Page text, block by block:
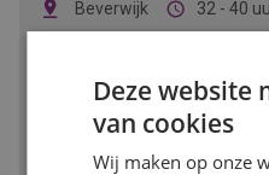
Beverwijk 32 - 40
Als werkvoorbereider zorg
verlopen. Jij regelt, plant en
om bestaande woningen
BEKIJK
Deze website
van cookies
Wij maken op onze